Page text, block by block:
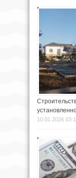
10.01.2026